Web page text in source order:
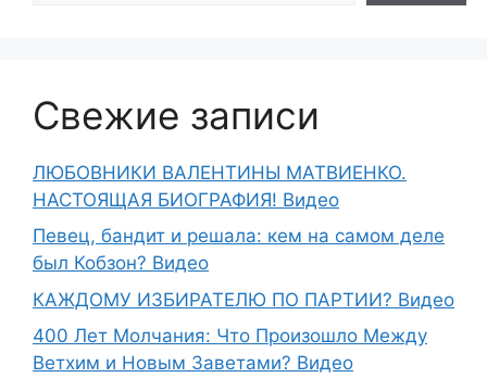
Свежие записи
ЛЮБОВНИКИ ВАЛЕНТИНЫ МАТВИЕНКО.
НАСТОЯЩАЯ БИОГРАФИЯ! Видео
Певец, бандит и решала: кем на самом деле
был Кобзон? Видео
КАЖДОМУ ИЗБИРАТЕЛЮ ПО ПАРТИИ? Видео
400 Лет Молчания: Что Произошло Между
Ветхим и Новым Заветами? Видео